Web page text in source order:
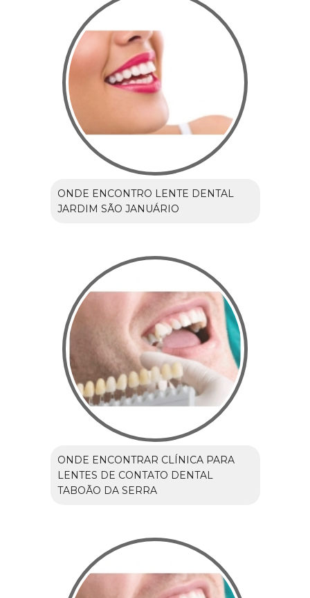
ONDE ENCONTRO LENTE DENTAL
JARDIM SÃO JANUÁRIO
ONDE ENCONTRAR CLÍNICA PARA
LENTES DE CONTATO DENTAL
TABOÃO DA SERRA